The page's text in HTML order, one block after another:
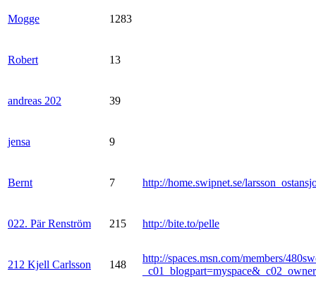
Mogge 1283
Robert 13
andreas 202 39
jensa 9
Bernt 7 http://home.swipnet.se/
022. Pär Renström 215 http://bite.to/pelle
212 Kjell Carlsson 148
http://spaces.msn.com/members/